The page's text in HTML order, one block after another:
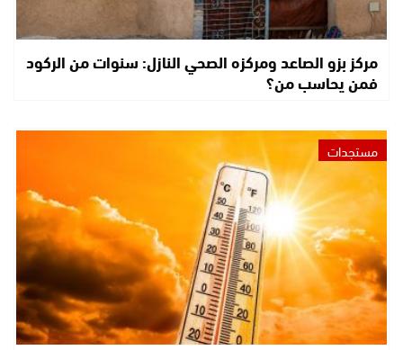
مركز بزو الصاعد ومركزه الصحي النازل: سنوات من الركود
فمن يحاسب من؟
مستجدات